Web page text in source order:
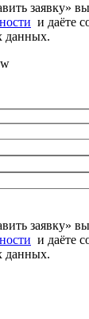
заявку» вы
и даёте
данных.
заявку» вы
и даёте
данных.